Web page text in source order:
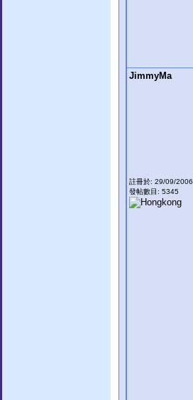
JimmyMa
註冊於: 29/09/2006
發帖數目: 5345